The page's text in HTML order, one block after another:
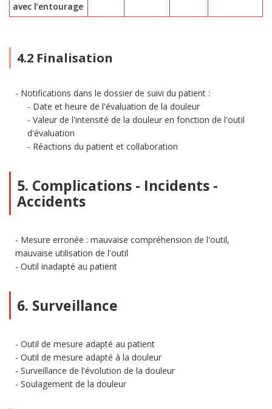
avec l’entourage
4.2 Finalisation
Notifications dans le dossier de suivi du patient :
Date et heure de l'évaluation de la douleur
Valeur de l'intensité de la douleur en fonction de l'outil
d'évaluation
Réactions du patient et collaboration
5. Complications - Incidents -
Accidents
Mesure erronée : mauvaise compréhension de l'outil,
mauvaise utilisation de l'outil
Outil inadapté au patient
6. Surveillance
Outil de mesure adapté au patient
Outil de mesure adapté à la douleur
Surveillance de l'évolution de la douleur
Soulagement de la douleur